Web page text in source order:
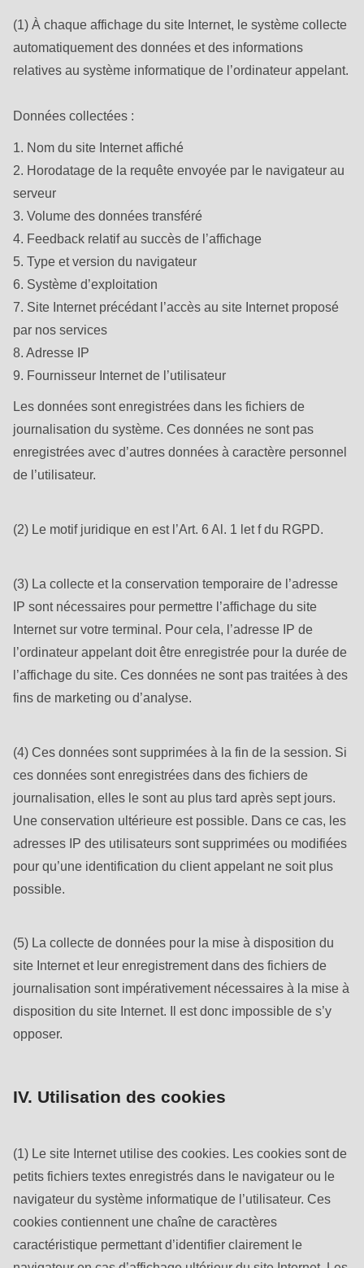
(1) À chaque affichage du site Internet, le système collecte
automatiquement des données et des informations
relatives au système informatique de l’ordinateur appelant.
Données collectées :
1. Nom du site Internet affiché
2. Horodatage de la requête envoyée par le navigateur au
serveur
3. Volume des données transféré
4. Feedback relatif au succès de l’affichage
5. Type et version du navigateur
6. Système d’exploitation
7. Site Internet précédant l’accès au site Internet proposé
par nos services
8. Adresse IP
9. Fournisseur Internet de l’utilisateur
Les données sont enregistrées dans les fichiers de
journalisation du système. Ces données ne sont pas
enregistrées avec d’autres données à caractère personnel
de l’utilisateur.
(2) Le motif juridique en est l’Art. 6 Al. 1 let f du RGPD.
(3) La collecte et la conservation temporaire de l’adresse
IP sont nécessaires pour permettre l’affichage du site
Internet sur votre terminal. Pour cela, l’adresse IP de
l’ordinateur appelant doit être enregistrée pour la durée de
l’affichage du site. Ces données ne sont pas traitées à des
fins de marketing ou d’analyse.
(4) Ces données sont supprimées à la fin de la session. Si
ces données sont enregistrées dans des fichiers de
journalisation, elles le sont au plus tard après sept jours.
Une conservation ultérieure est possible. Dans ce cas, les
adresses IP des utilisateurs sont supprimées ou modifiées
pour qu’une identification du client appelant ne soit plus
possible.
(5) La collecte de données pour la mise à disposition du
site Internet et leur enregistrement dans des fichiers de
journalisation sont impérativement nécessaires à la mise à
disposition du site Internet. Il est donc impossible de s’y
opposer.
IV. Utilisation des cookies
(1) Le site Internet utilise des cookies. Les cookies sont de
petits fichiers textes enregistrés dans le navigateur ou le
navigateur du système informatique de l’utilisateur. Ces
cookies contiennent une chaîne de caractères
caractéristique permettant d’identifier clairement le